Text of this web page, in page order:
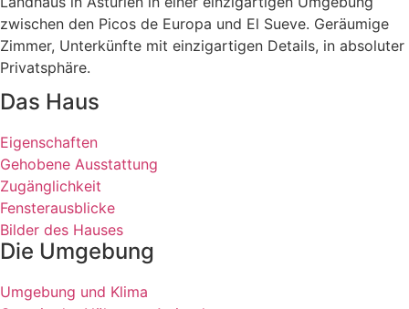
zwischen den Picos de Europa und El Sueve. Geräumige
Zimmer, Unterkünfte mit einzigartigen Details, in absoluter
Privatsphäre.
Das Haus
Eigenschaften
Gehobene Ausstattung
Zugänglichkeit
Fensterausblicke
Bilder des Hauses
Die Umgebung
Umgebung und Klima